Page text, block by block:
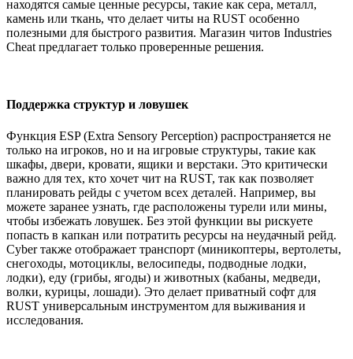
находятся самые ценные ресурсы, такие как сера, металл,
камень или ткань, что делает читы на RUST особенно
полезными для быстрого развития. Магазин читов Industries
Cheat предлагает только проверенные решения.
Поддержка структур и ловушек
Функция ESP (Extra Sensory Perception) распространяется не
только на игроков, но и на игровые структуры, такие как
шкафы, двери, кровати, ящики и верстаки. Это критически
важно для тех, кто хочет чит на RUST, так как позволяет
планировать рейды с учетом всех деталей. Например, вы
можете заранее узнать, где расположены турели или мины,
чтобы избежать ловушек. Без этой функции вы рискуете
попасть в капкан или потратить ресурсы на неудачный рейд.
Cyber также отображает транспорт (миникоптеры, вертолеты,
снегоходы, мотоциклы, велосипеды, подводные лодки,
лодки), еду (грибы, ягоды) и животных (кабаны, медведи,
волки, курицы, лошади). Это делает приватный софт для
RUST универсальным инструментом для выживания и
исследования.